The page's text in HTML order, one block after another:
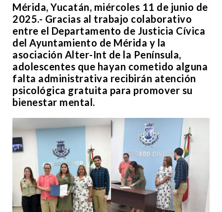
Mérida, Yucatán, miércoles 11 de junio de
2025.- Gracias al trabajo colaborativo
entre el Departamento de Justicia Cívica
del Ayuntamiento de Mérida y la
asociación Alter-Int de la Península,
adolescentes que hayan cometido alguna
falta administrativa recibirán atención
psicológica gratuita para promover su
bienestar mental.